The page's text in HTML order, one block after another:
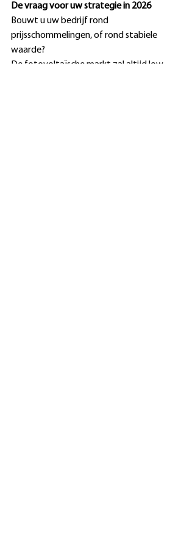
De vraag voor uw strategie in 2026
Bouwt u uw bedrijf rond
prijsschommelingen, of rond stabiele
waarde?
De fotovoltaïsche markt zal altijd low-